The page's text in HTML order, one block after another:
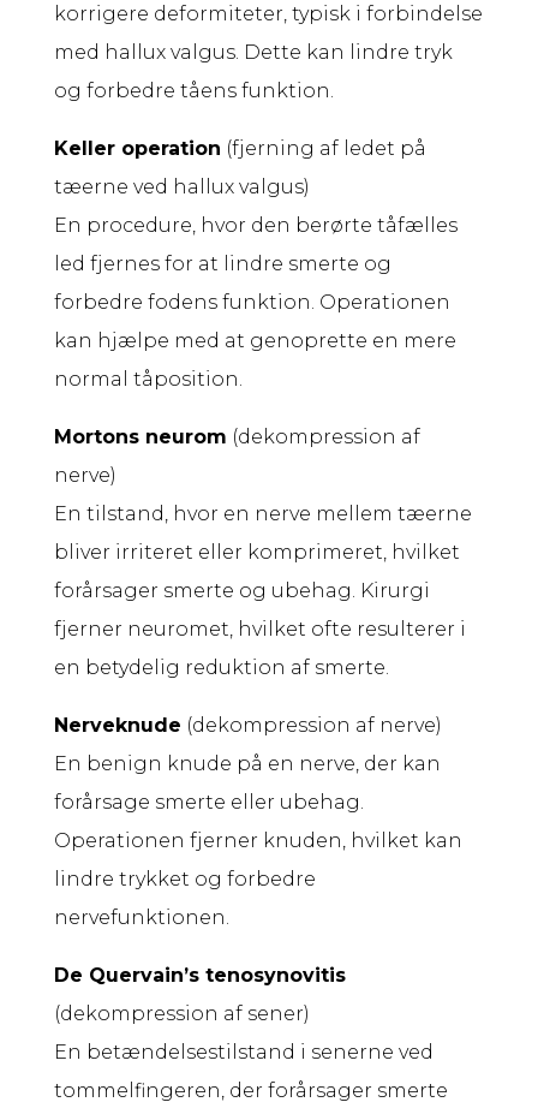
korrigere deformiteter, typisk i forbindelse
med hallux valgus. Dette kan lindre tryk
og forbedre tåens funktion.
Keller operation (fjerning af ledet på
tæerne ved hallux valgus)
En procedure, hvor den berørte tåfælles
led fjernes for at lindre smerte og
forbedre fodens funktion. Operationen
kan hjælpe med at genoprette en mere
normal tåposition.
Mortons neurom (dekompression af
nerve)
En tilstand, hvor en nerve mellem tæerne
bliver irriteret eller komprimeret, hvilket
forårsager smerte og ubehag. Kirurgi
fjerner neuromet, hvilket ofte resulterer i
en betydelig reduktion af smerte.
Nerveknude (dekompression af nerve)
En benign knude på en nerve, der kan
forårsage smerte eller ubehag.
Operationen fjerner knuden, hvilket kan
lindre trykket og forbedre
nervefunktionen.
De Quervain’s tenosynovitis
(dekompression af sener)
En betændelsestilstand i senerne ved
tommelfingeren, der forårsager smerte